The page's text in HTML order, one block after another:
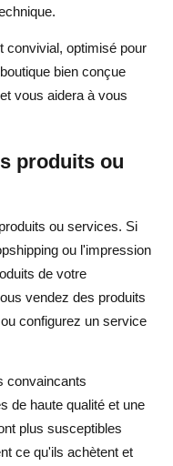
convivial, optimisé pour
bien conçue
vous aidera à vous
produits ou
ou services. Si
ou l'impression
de votre
vendez des produits
configurez un service
convaincants
de haute qualité et une
plus susceptibles
ce qu'ils achètent et